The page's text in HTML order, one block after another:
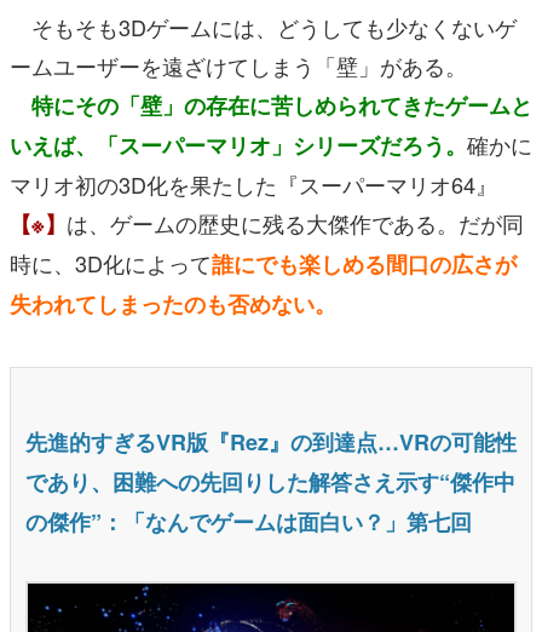
そもそも3Dゲームには、どうしても少なくないゲ
ームユーザーを遠ざけてしまう「壁」がある。
特にその「壁」の存在に苦しめられてきたゲームと
いえば、「スーパーマリオ」シリーズだろう。 確かに
マリオ初の3D化を果たした『スーパーマリオ64』
【※】 は、ゲームの歴史に残る大傑作である。だが同
時に、3D化によって誰にでも楽しめる間口の広さが
失われてしまったのも否めない。
先進的すぎるVR版『Rez』の到達点…VRの可能性
であり、困難への先回りした解答さえ示す“傑作中
の傑作”：「なんでゲームは面白い？」第七回